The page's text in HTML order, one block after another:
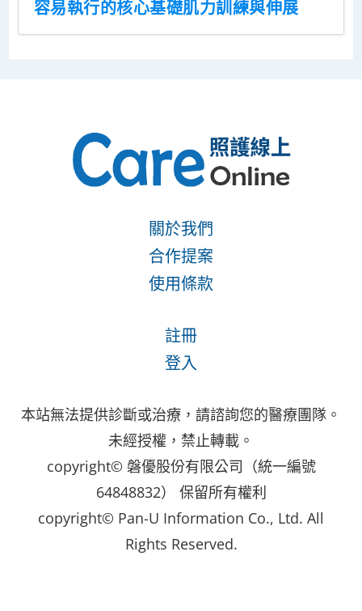
容易執行的核心基礎肌力訓練與伸展
關於我們
合作提案
使用條款
註冊
登入
本站無法提供診斷或治療，請諮詢您的醫療團隊。
未經授權，禁止轉載。
copyright© 磐優股份有限公司（統一編號
64848832） 保留所有權利
copyright© Pan-U Information Co., Ltd. All
Rights Reserved.